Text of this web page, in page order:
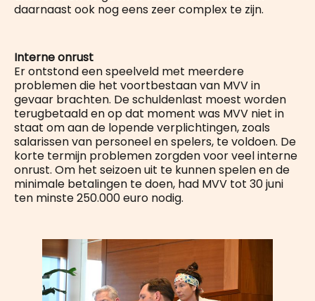
daarnaast ook nog eens zeer complex te zijn.
Interne onrust
Er ontstond een speelveld met meerdere
problemen die het voortbestaan van MVV in
gevaar brachten. De schuldenlast moest worden
terugbetaald en op dat moment was MVV niet in
staat om aan de lopende verplichtingen, zoals
salarissen van personeel en spelers, te voldoen. De
korte termijn problemen zorgden voor veel interne
onrust. Om het seizoen uit te kunnen spelen en de
minimale betalingen te doen, had MVV tot 30 juni
ten minste 250.000 euro nodig.